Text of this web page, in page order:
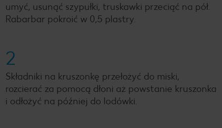
umyć, usunąć szypułki, truskawki przeciąć na pół.
Rabarbar pokroić w 0,5 plastry.
2
Składniki na kruszonkę przełożyć do miski,
rozcierać za pomocą dłoni aż powstanie kruszonka
i odłożyć na później do lodówki.